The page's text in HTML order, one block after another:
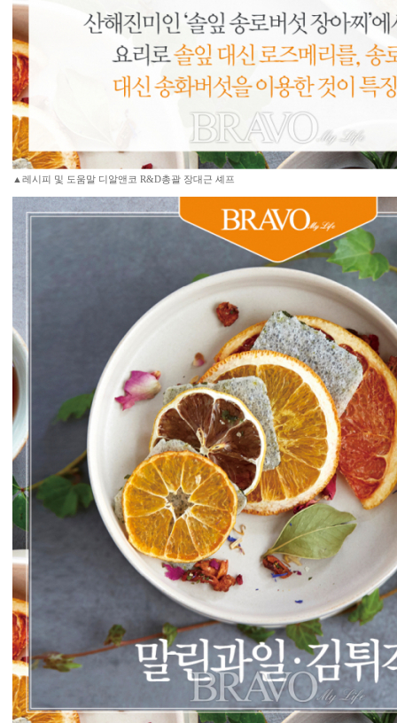
▲레시피 및 도움말 디알앤코 R&D총괄 장대근 셰프